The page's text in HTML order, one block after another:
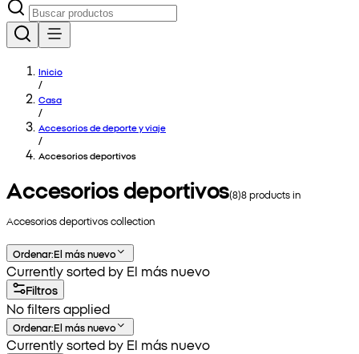
Inicio
/
Casa
/
Accesorios de deporte y viaje
/
Accesorios deportivos
Accesorios deportivos(8)8products in
Accesorios deportivoscollection
Ordenar:El más nuevo
Currently sorted by El más nuevo
Filtros
No filters applied
Ordenar:El más nuevo
Currently sorted by El más nuevo